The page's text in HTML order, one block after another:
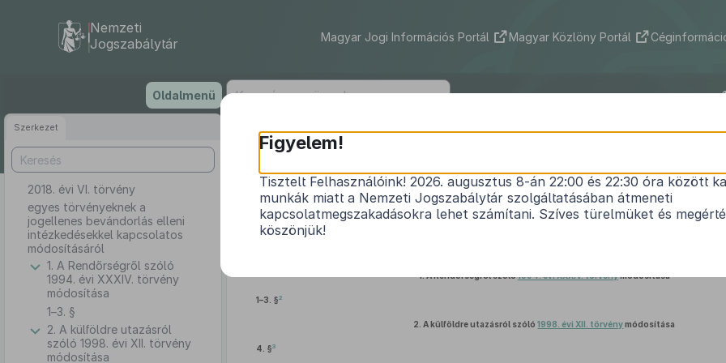
tartalomra
Nemzeti
Jogszabálytár
Magyar Jogi Információs Portál Magyar Közlöny Portál
Oldalmenü
Szerkezet
2018. évi VI. törvény
egyes törvényeknek a
jogellenes bevándorlás elleni
intézkedésekkel kapcsolatos
módosításáról
1. A Rendőrségről szóló
1994. évi XXXIV. törvény
módosítása
1–3. §
2. A külföldre utazásról
szóló 1998. évi XII. törvény
módosítása
2018. évi VI. törvény
egyes törvényeknek a jogellenes bevándorlás elleni
módosításáról1
1.A Rendőrségről szóló1994. évi XXXIV. törvénymódosítása
1–3. §2
2. A külföldre utazásról szóló1998. évi XII. törvénymódosítása
4. §3
Figyelem!
Tisztelt Felhasználóink! 2026. augusztus 8-án 22:00 és 22:30 óra között
munkák miatt a Nemzeti Jogszabálytár szolgáltatásában átmeneti
kapcsolatmegszakadásokra lehet számítani. Szíves türelmüket és
köszönjük!